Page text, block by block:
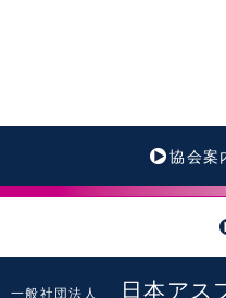
協会案
一般社団法人 日本アス